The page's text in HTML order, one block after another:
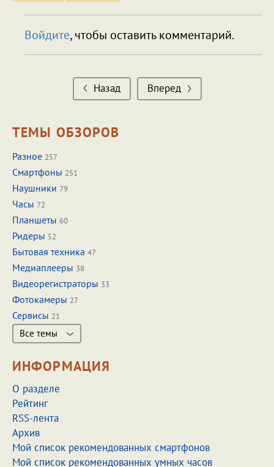
Войдите, чтобы оставить комментарий.
Назад Вперед
ТЕМЫ ОБЗОРОВ
Разное 257
Смартфоны 251
Наушники 79
Часы 72
Планшеты 60
Ридеры 52
Бытовая техника 47
Медиаплееры 38
Видеорегистраторы 33
Фотокамеры 27
Сервисы 21
Все темы
ИНФОРМАЦИЯ
О разделе
Рейтинг
RSS-лента
Архив
Мой список рекомендованных смартфонов
Мой список рекомендованных умных часов